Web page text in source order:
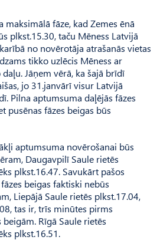
maksimālā fāze, kad Zemes ēnā
plkst.15.30, taču Mēness Latvijā
no novērotāja atrašanās vietas
tikko uzlēcis Mēness ar
Jāņem vērā, ka šajā brīdī
jo 31.janvārī visur Latvijā
Pilna aptumsuma daļējās fāzes
pusēnas fāzes beigas būs
aptumsuma novērošanai būs
Daugavpilī Saule rietēs
plkst.16.47. Savukārt pašos
beigas faktiski nebūs
Liepājā Saule rietēs plkst.17.04,
tas ir, trīs minūtes pirms
Rīgā Saule rietēs
plkst.16.51.